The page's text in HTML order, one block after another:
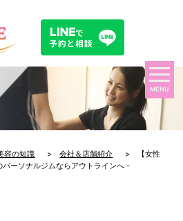
MENU
容の知識 >会社＆店舗紹介
> 【女性
ーソナルジムならアウトラインへ -